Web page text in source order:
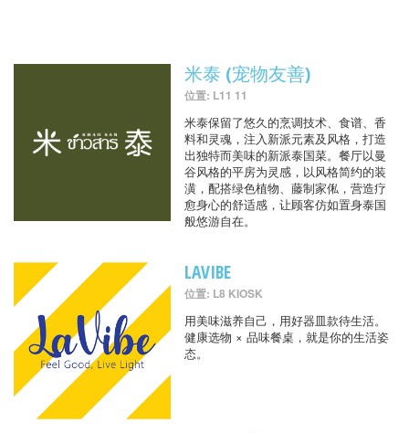
米泰 (宠物友善)
位置: L11 11
米泰保留了悠久的烹调技术、食谱、香
料和灵魂，注入新派元素及风格，打造
出独特而美味的新派泰国菜。餐厅以曼
谷风格的平房为灵感，以风格简约的装
潢，配搭绿色植物、藤制家俬，营造疗
愈身心的舒适感，让顾客仿如置身泰国
般悠游自在。
LAVIBE
位置: L8 KIOSK
用美味滋养自己，用好器皿款待生活。
健康选物 × 品味餐桌，就是你的生活姿
态。